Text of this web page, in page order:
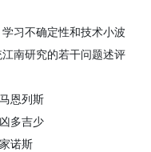
习不确定性和技术小波
南研究的若干问题述评
恩列斯
多吉少
诺斯